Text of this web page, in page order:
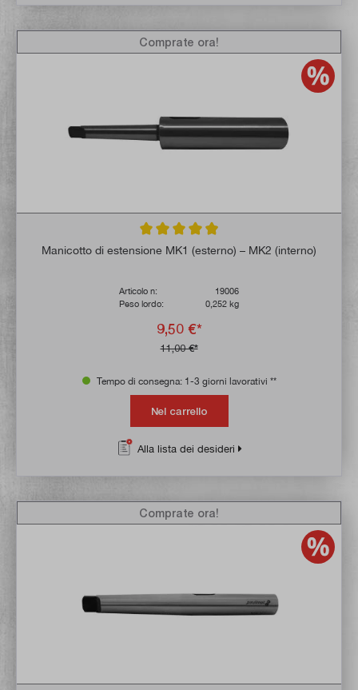
Valutazione media di 4.9 su 5 stelle
Manicotto di estensione MK1 (esterno) – MK2 (interno)
Articolo n:
19006
Peso lordo:
0,252 kg
9,50 €*
11,00 €*
Comprate ora!
Tempo di consegna: 1-3 giorni lavorativi **
Nel carrello
Alla lista dei desideri
Comprate ora!